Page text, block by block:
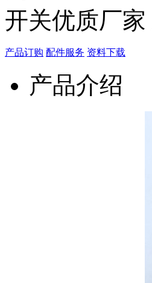
开关优质厂
产品订购 配件服务 资料下载
产品介绍